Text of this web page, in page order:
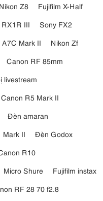
Nikon Z8
Fujifilm X-Half
III
Sony FX2
A7C Mark II
Nikon Zf
Canon RF 85mm
livestream
Canon R5 Mark II
Đèn amaran
Mark II
Đèn Godox
R10
Micro Shure
Fujifilm instax
RF 28 70 f2.8